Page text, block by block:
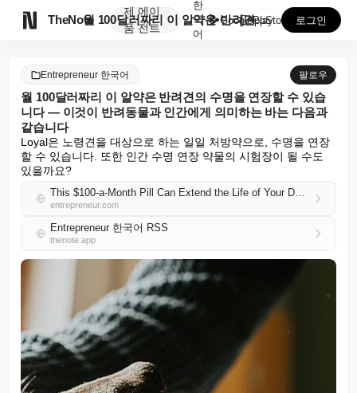
TheNote
제
품
에이
전트
월 100달러짜리 이 알약은 반려견의 수명을 연장할 수...
한
국
어
GooglePlay
AppStore 로그인
Entrepreneur 한국어 팔로우
월 100달러짜리 이 알약은 반려견의 수명을 연장할 수 있습
니다 — 이것이 반려동물과 인간에게 의미하는 바는 다음과
같습니다
Loyal은 노령견을 대상으로 하는 일일 처방약으로, 수명을 연장
할 수 있습니다. 또한 인간 수명 연장 약물의 시험장이 될 수도
있을까요?
This $100-a-Month Pill Can Extend the Life of Your Dog — Here’s What It Means for Pets and Humans
entrepreneur.com
Entrepreneur 한국어 RSS
thenote.app